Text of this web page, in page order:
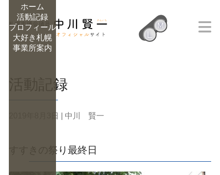
M
L
ホーム
活動記録
プロフィール
大好き札幌
事業所案内
活動記録
2019年8月3日 | 中川 賢一
すすきの祭り最終日